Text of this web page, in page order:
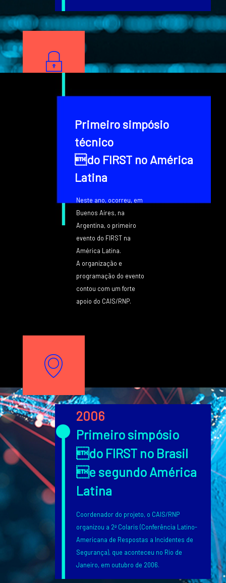
Texto
Primeiro simpósio
técnico
do FIRST no América
Latina
Neste ano, ocorreu, em
Buenos Aires, na
Argentina, o primeiro
evento do FIRST na
América Latina.
A organização e
programação do evento
contou com um forte
apoio do CAIS/RNP.
Texto
Texto
2006
Primeiro simpósio
do FIRST no Brasil
e segundo América
Latina
Coordenador do projeto, o CAIS/RNP
organizou a 2ª Colaris (Conferência Latino-
Americana de Respostas a Incidentes de
Segurança), que aconteceu no Rio de
Janeiro, em outubro de 2006.